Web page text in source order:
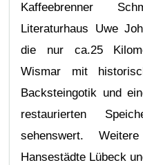
Kaffeebrenner
Literaturhaus Uwe
die nur ca.25
Wismar mit
Backsteingotik und
restaurierten
sehenswert.
Hansestädte Lübeck